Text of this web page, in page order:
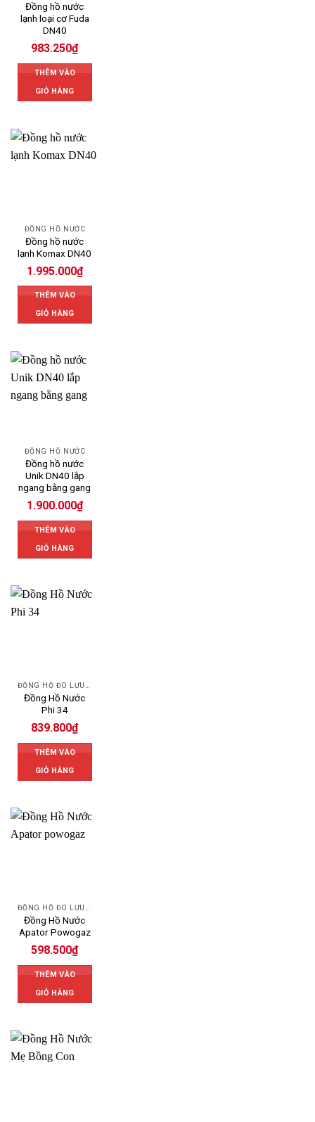
Đồng hồ nước
lạnh loại cơ Fuda
DN40
983.250₫
THÊM VÀO
GIỎ HÀNG
ĐỒNG HỒ NƯỚC
Đồng hồ nước
lạnh Komax DN40
1.995.000₫
THÊM VÀO
GIỎ HÀNG
ĐỒNG HỒ NƯỚC
Đồng hồ nước
Unik DN40 lắp
ngang bằng gang
1.900.000₫
THÊM VÀO
GIỎ HÀNG
Đồng Hồ Nước
Phi 34
839.800₫
THÊM VÀO
GIỎ HÀNG
ĐỒNG HỒ ĐO LƯU LƯỢNG NƯỚC POWOGAZ
Đồng Hồ Nước
Apator Powogaz
598.500₫
THÊM VÀO
GIỎ HÀNG